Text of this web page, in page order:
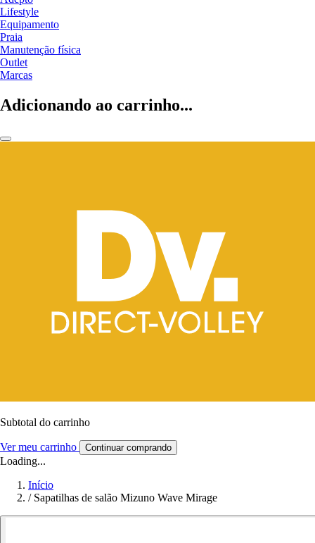
Lifestyle
Equipamento
Praia
Manutenção física
Outlet
Marcas
Adicionando ao carrinho...
Subtotal do carrinho
Ver meu carrinho Continuar comprando
Loading...
Início
/ Sapatilhas de salão Mizuno Wave Mirage